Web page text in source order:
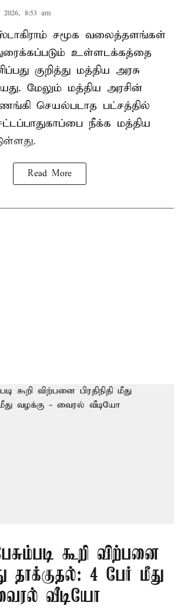
8:53 am
சமூக வலைத்தளங்கள்
உள்ளடக்கத்தை
குறித்து மத்திய அரசு
மேலும் மத்திய அரசின்
செயல்படாத பட்சத்தில்
நீக்க மத்திய
Read More
கூறி விற்பனை
தாக்குதல்: 4 பேர் மீது
வீடியோ